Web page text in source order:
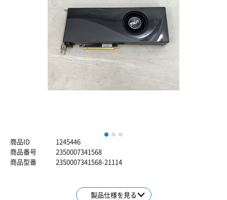
1 2
商品ID
1245446
商品番号
2350007341568
商品型番
2350007341568-21114
製品仕様を見る